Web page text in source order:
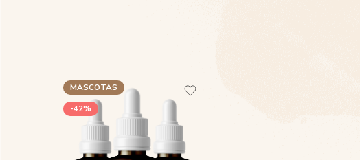
MASCOTAS
-42%